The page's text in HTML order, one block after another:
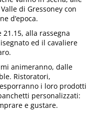
di Gressoney con
d’epoca.
21.15, alla rassegna
ed il cavaliere
animeranno, dalle
Ristoratori,
i loro prodotti
personalizzati:
e gustare.